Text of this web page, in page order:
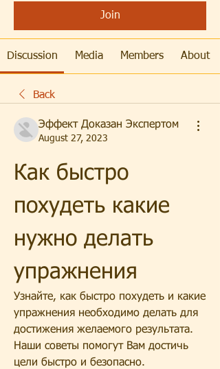
Join
Discussion Media Members About
Back
Эффект Доказан Экспертом
August 27, 2023
Как быстро
похудеть какие
нужно делать
упражнения
Узнайте, как быстро похудеть и какие
упражнения необходимо делать для
достижения желаемого результата.
Наши советы помогут Вам достичь
цели быстро и безопасно.